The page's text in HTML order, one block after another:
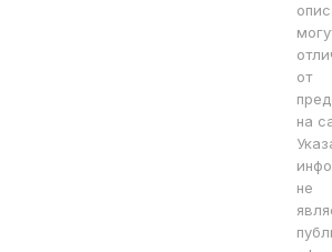
от
на
не